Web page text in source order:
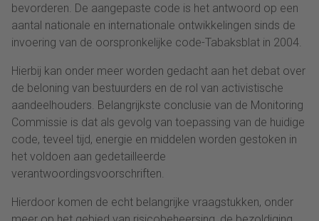
bevorderen. De aangepaste code is het antwoord op een
aantal nationale en internationale ontwikkelingen sinds de
invoering van de oorspronkelijke code-Tabaksblat in 2004.
Hierbij kan onder meer worden gedacht aan het debat over
de beloning van bestuurders en de rol van activistische
aandeelhouders. Belangrijkste conclusie van de Monitoring
Commissie is dat als gevolg van toepassing van de huidige
code, teveel tijd, energie en middelen worden gestoken in
het voldoen aan gedetailleerde
verantwoordingsvoorschriften.
Hierdoor komen de echt belangrijke vraagstukken, onder